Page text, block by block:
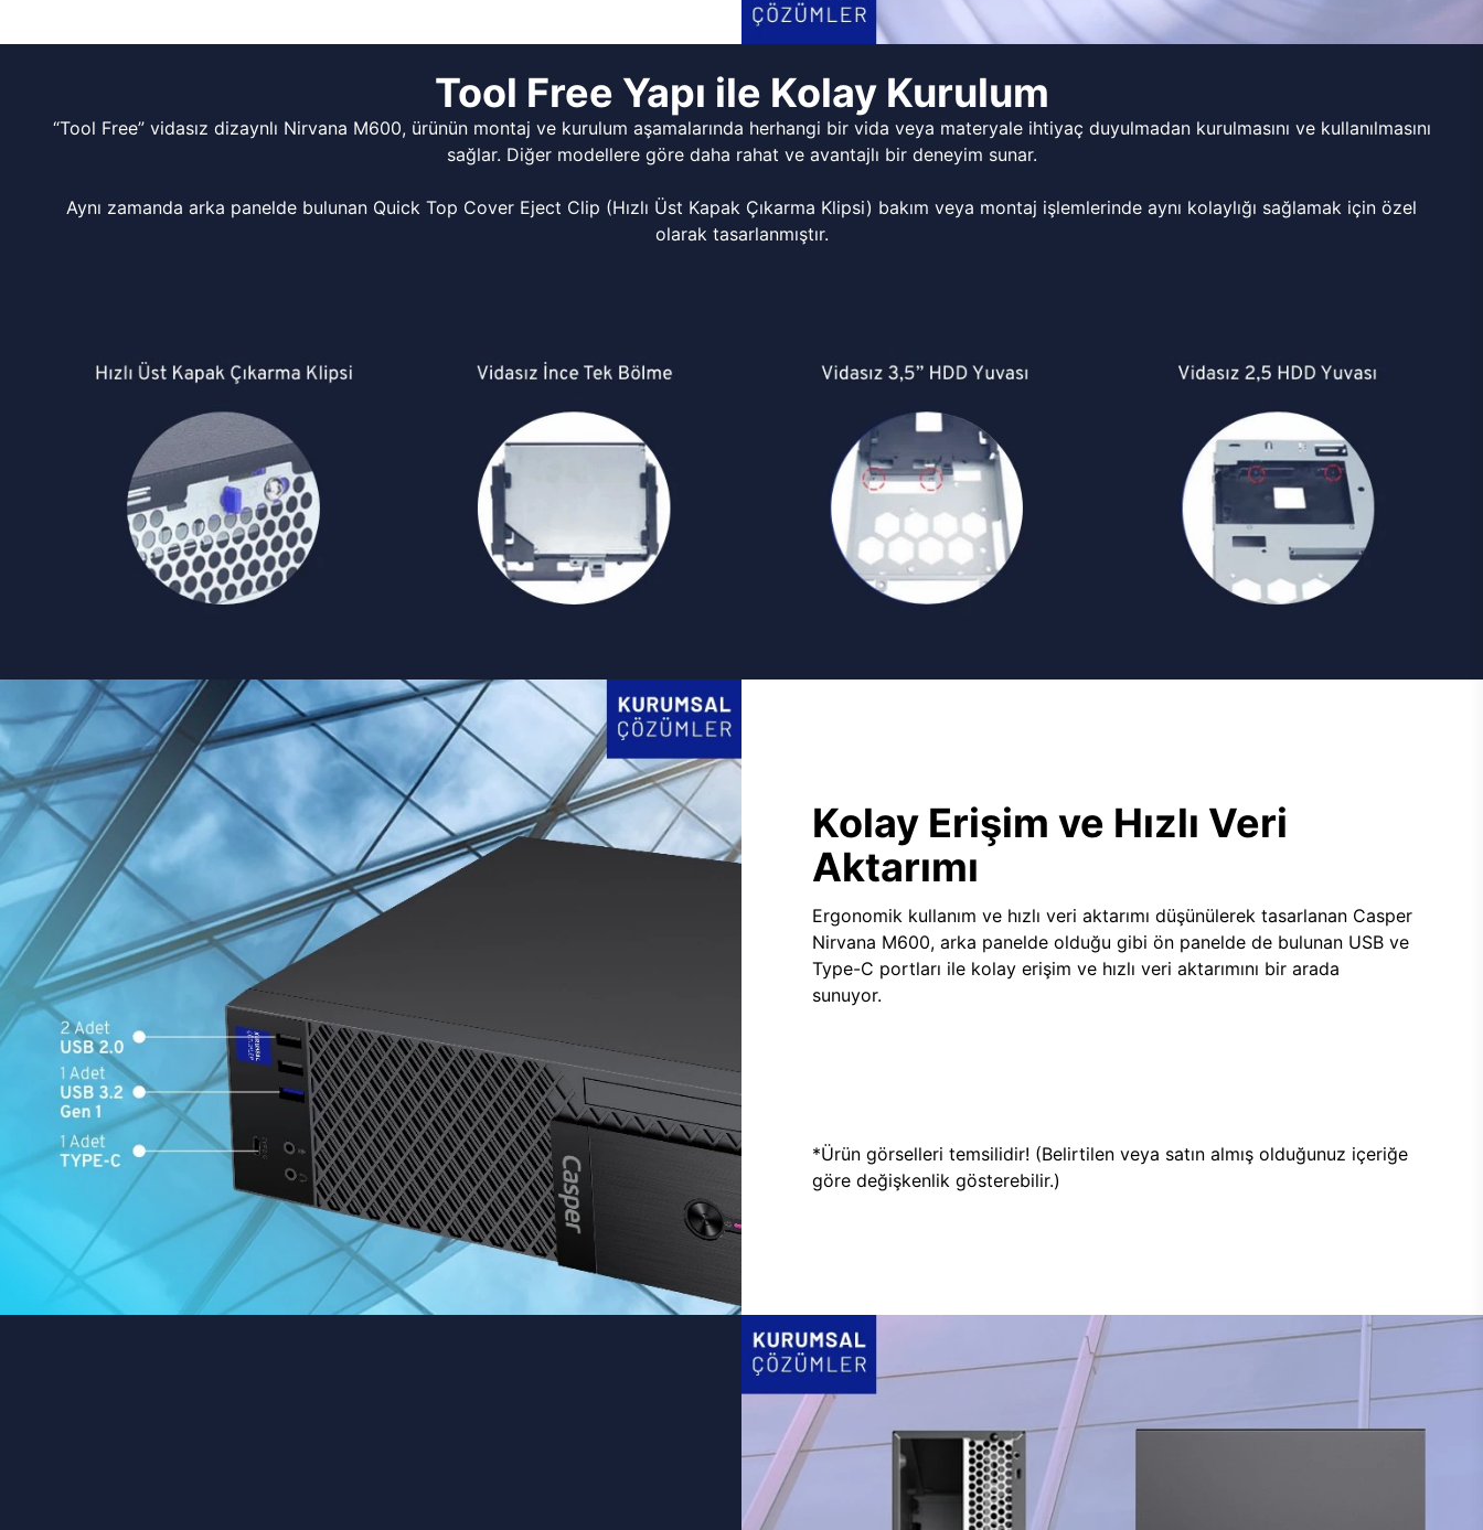
Tool Free Yapı ile Kolay Kurulum
“Tool Free” vidasız dizaynlı Nirvana M600, ürünün montaj ve kurulum aşamalarında herhangi bir vida veya materyale ihtiyaç duyulmadan kurulmasını ve kullanılmasını
sağlar. Diğer modellere göre daha rahat ve avantajlı bir deneyim sunar.
Aynı zamanda arka panelde bulunan Quick Top Cover Eject Clip (Hızlı Üst Kapak Çıkarma Klipsi) bakım veya montaj işlemlerinde aynı kolaylığı sağlamak için özel
olarak tasarlanmıştır.
Kolay Erişim ve Hızlı Veri
Aktarımı
Ergonomik kullanım ve hızlı veri aktarımı düşünülerek tasarlanan Casper
Nirvana M600, arka panelde olduğu gibi ön panelde de bulunan USB ve
Type-C portları ile kolay erişim ve hızlı veri aktarımını bir arada
sunuyor.
*Ürün görselleri temsilidir! (Belirtilen veya satın almış olduğunuz içeriğe
göre değişkenlik gösterebilir.)